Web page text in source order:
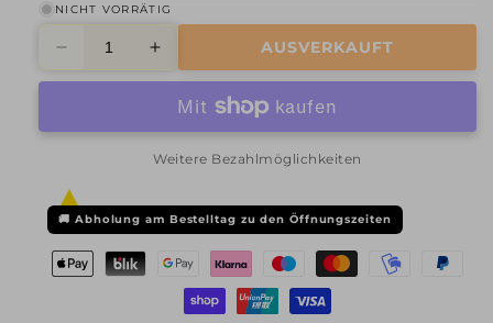
NICHT VORRÄTIG
Verringere
die
9x20
ET33
5x112
66,6,
Erhöhe
die
Menge
Axxion,
ET33
5x112
66,6,
schwarz
glanz
AUSVERKAUFT
Weitere Bezahlmöglichkeiten
🚚 Abholung am Bestelltag zu den Öffnungszeiten